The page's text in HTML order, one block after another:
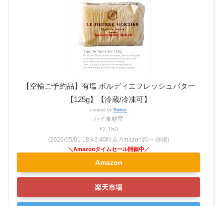
【空輸ご予約品】有塩 ボルディエフレッシュバター
【125g】【冷蔵/冷凍可】
created by Rinker
ハイ食材室
¥2,150
(2026/05/01 18:43:40時点 Amazon調べ-詳細)
Amazon
楽天市場